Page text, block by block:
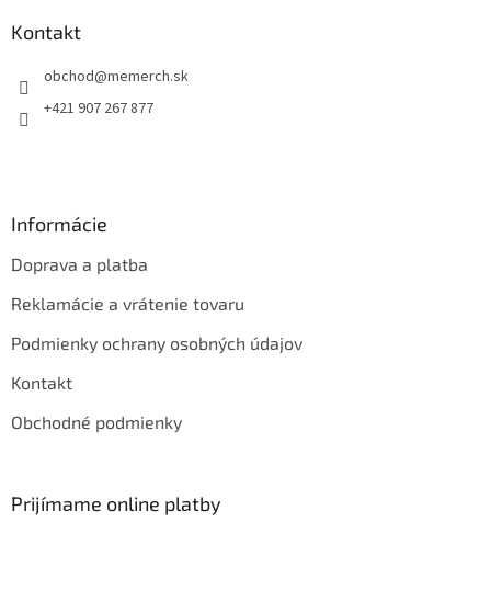
Kontakt
obchod@memerch.sk
+421 907 267 877
Informácie
Doprava a platba
Reklamácie a vrátenie tovaru
Podmienky ochrany osobných údajov
Kontakt
Obchodné podmienky
Prijímame online platby